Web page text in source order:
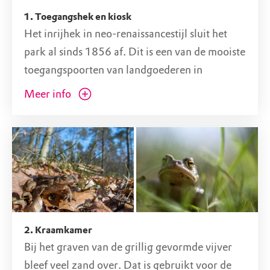
1. Toegangshek en kiosk
Het inrijhek in neo-renaissancestijl sluit het
park al sinds 1856 af. Dit is een van de mooiste
toegangspoorten van landgoederen in
Nederland. Bij het inrijhek staat ook de kiosk
verhuizingen heeft meegemaakt. De kiosk
werd rond 1960 als uitgiftepunt buiten
gebruik gesteld, raakte in verval en kreeg in
1964 een nieuw leven in een particuliere tuin.
Gelukkig is de kiosk in 2006 teruggekomen op
De Braak en kun je er nu weer iets te eten en
drinken kopen. Vanaf hier loop je de statige
oprijlaan op richting het vroegere
Meer info
2. Kraamkamer
Bij het graven van de grillig gevormde vijver
bleef veel zand over. Dat is gebruikt voor de